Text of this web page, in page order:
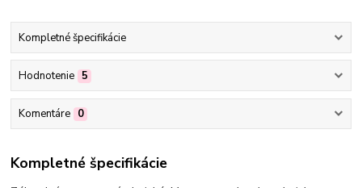
Kompletné špecifikácie
Hodnotenie 5
Komentáre 0
Kompletné špecifikácie